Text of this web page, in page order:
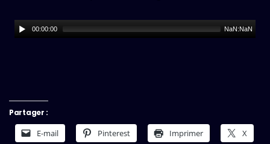
00:00:00 NaN:NaN
Partager :
E-mail Pinterest Imprimer X